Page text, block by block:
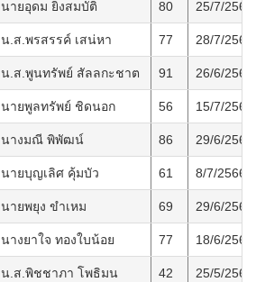
นายอุดม ยิ่งสมบัติ 80 25/7/2566
น.ส.พรสรรค์ เสน่หา 77 28/7/2566
น.ส.พูนทรัพย์ สัลลกะชาต 91 26/6/2566
นายพูลทรัพย์ ชิดนอก 56 15/7/2566
นางมณี พิพัฒน์ 86 29/6/2566
นายบุญเลิศ คุ้มบัว 61 8/7/2566
นายพยุง ขำเหม 69 29/6/2566
นางยาใจ ทองใบน้อย 77 18/6/2566
น.ส.พิชชาภา โพธิมน 42 25/5/2566